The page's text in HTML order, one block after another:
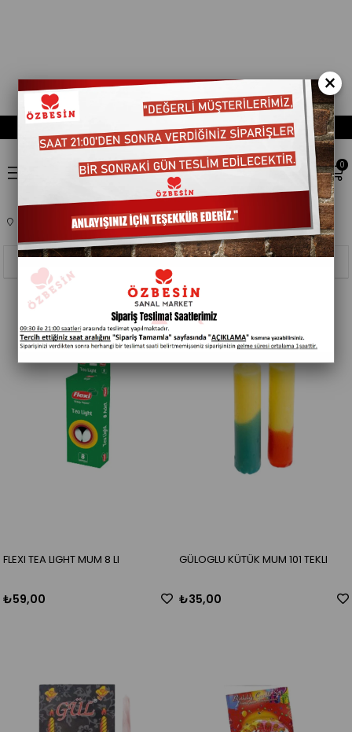
0
EV,YASAM ÜRÜNLERI PARTI MALZEMELERI
Filtreleme
Sıralama
FLEXI TEA LIGHT MUM 8 LI
₺59,00
GÜLOGLU KÜTÜK MUM 101 TEKLI
₺35,00
×